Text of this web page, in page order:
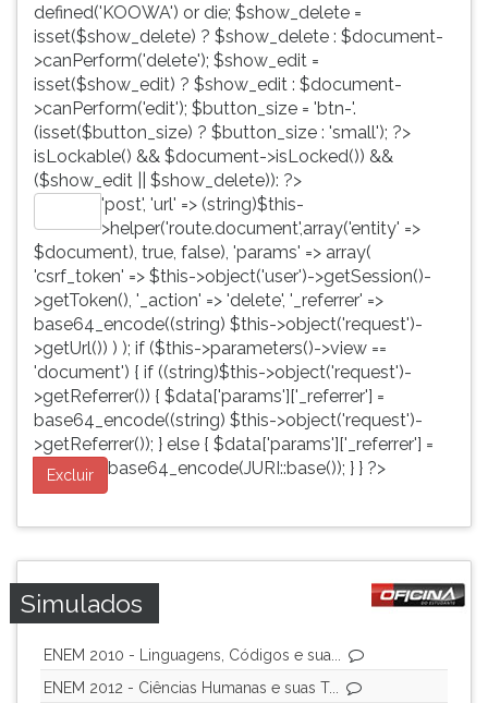
defined('KOOWA') or die; $show_delete =
isset($show_delete) ? $show_delete : $document-
>canPerform('delete'); $show_edit =
isset($show_edit) ? $show_edit : $document-
>canPerform('edit'); $button_size = 'btn-'.
(isset($button_size) ? $button_size : 'small'); ?>
isLockable() && $document->isLocked()) &&
($show_edit || $show_delete)): ?>
'post', 'url' => (string)$this-
>helper('route.document',array('entity' =>
$document), true, false), 'params' => array(
'csrf_token' => $this->object('user')->getSession()-
>getToken(), '_action' => 'delete', '_referrer' =>
base64_encode((string) $this->object('request')-
>getUrl()) ) ); if ($this->parameters()->view ==
'document') { if ((string)$this->object('request')-
>getReferrer()) { $data['params']['_referrer'] =
base64_encode((string) $this->object('request')-
>getReferrer()); } else { $data['params']['_referrer'] =
base64_encode(JURI::base()); } } ?>
Excluir
Simulados
ENEM 2010 - Linguagens, Códigos e sua...
ENEM 2012 - Ciências Humanas e suas T...